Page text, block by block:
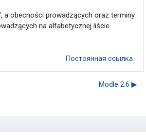
a obecności prowadzących oraz terminy
na alfabetycznej liście.
Постоянная ссылка
Modle 2.6 ▶︎